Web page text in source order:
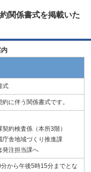
関係書式を掲載いた
式
に伴う関係書式です。
査係（本所3階）
舎地域づくり推進課
注担当課へ
から午後5時15分までとな